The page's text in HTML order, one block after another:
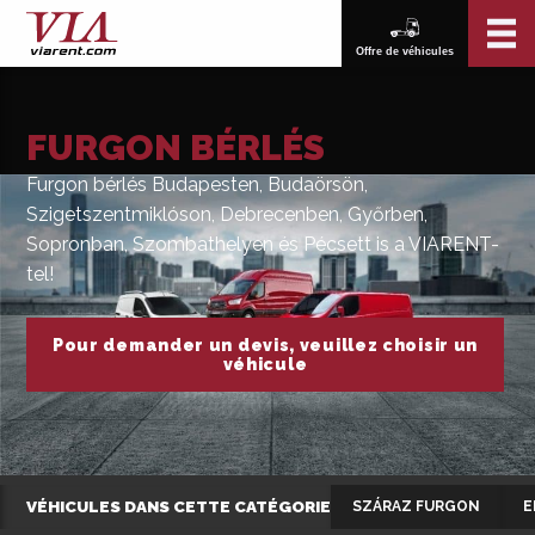
Offre de véhicules
FURGON BÉRLÉS
Furgon bérlés Budapesten, Budaörsön,
Szigetszentmiklóson, Debrecenben, Győrben,
Sopronban, Szombathelyen és Pécsett is a VIARENT-
tel!
Pour demander un devis, veuillez choisir un
véhicule
VÉHICULES DANS CETTE CATÉGORIE SZÁRAZ FURGON